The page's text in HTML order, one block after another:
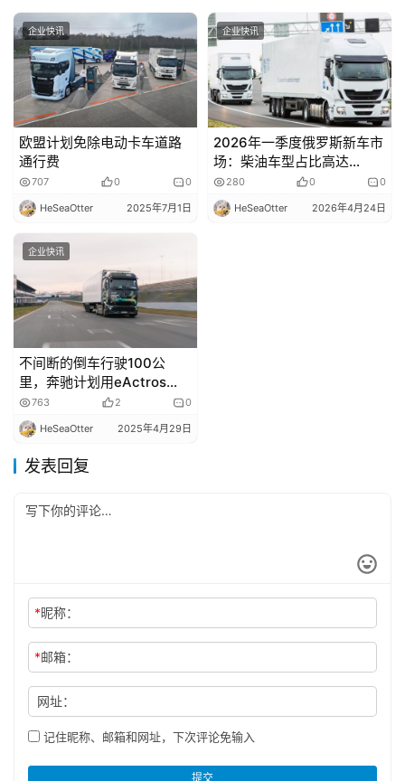
企业快讯
欧盟计划免除电动卡车道路
通行费
707 0 0
HeSeaOtter 2025年7月1日
企业快讯
2026年一季度俄罗斯新车市
场：柴油车型占比高达
98.6%
280 0 0
HeSeaOtter 2026年4月24日
企业快讯
不间断的倒车行驶100公
里，奔驰计划用eActros
600长途电动重卡打破吉尼
斯世界纪录
763 2 0
HeSeaOtter 2025年4月29日
发表回复
*昵称：
*邮箱：
网址：
记住昵称、邮箱和网址，下次评论免输入
提交